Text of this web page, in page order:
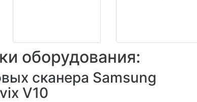
оборудования:
сканера Samsung
V10